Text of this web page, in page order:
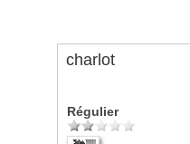
charlot
Régulier